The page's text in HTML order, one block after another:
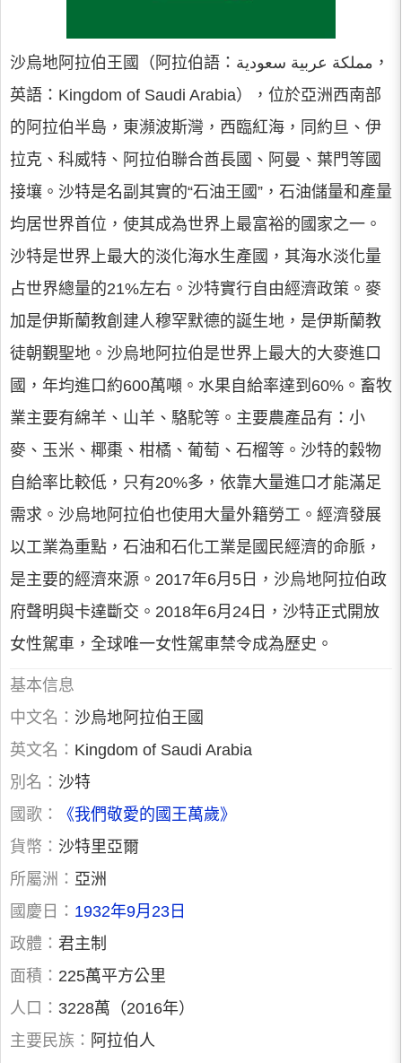
沙烏地阿拉伯王國（阿拉伯語：مملكة عربية سعودية，
英語：Kingdom of Saudi Arabia），位於亞洲西南部
的阿拉伯半島，東瀕波斯灣，西臨紅海，同約旦、伊
拉克、科威特、阿拉伯聯合酋長國、阿曼、葉門等國
接壤。沙特是名副其實的“石油王國”，石油儲量和產量
均居世界首位，使其成為世界上最富裕的國家之一。
沙特是世界上最大的淡化海水生產國，其海水淡化量
占世界總量的21%左右。沙特實行自由經濟政策。麥
加是伊斯蘭教創建人穆罕默德的誕生地，是伊斯蘭教
徒朝覲聖地。沙烏地阿拉伯是世界上最大的大麥進口
國，年均進口約600萬噸。水果自給率達到60%。畜牧
業主要有綿羊、山羊、駱駝等。主要農產品有：小
麥、玉米、椰棗、柑橘、葡萄、石榴等。沙特的穀物
自給率比較低，只有20%多，依靠大量進口才能滿足
需求。沙烏地阿拉伯也使用大量外籍勞工。經濟發展
以工業為重點，石油和石化工業是國民經濟的命脈，
是主要的經濟來源。2017年6月5日，沙烏地阿拉伯政
府聲明與卡達斷交。2018年6月24日，沙特正式開放
女性駕車，全球唯一女性駕車禁令成為歷史。
基本信息
中文名： 沙烏地阿拉伯王國
英文名： Kingdom of Saudi Arabia
別名： 沙特
國歌：
《我們敬愛的國王萬歲》
貨幣： 沙特里亞爾
所屬洲： 亞洲
國慶日： 1932年9月23日
政體： 君主制
面積： 225萬平方公里
人口： 3228萬（2016年）
主要民族： 阿拉伯人